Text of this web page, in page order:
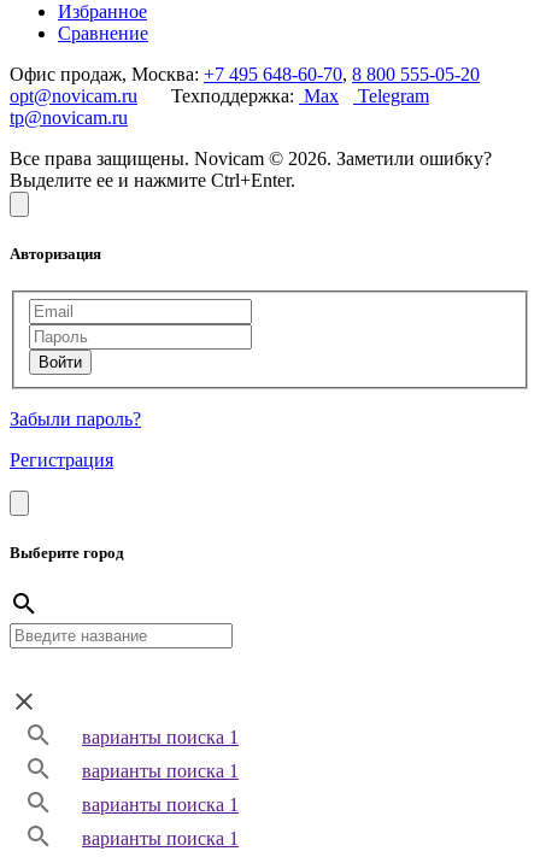
Избранное
Сравнение
Офис продаж, Москва: +7 495 648-60-70, 8 800 555-05-20
opt@novicam.ru Техподдержка: Max
Telegram
tp@novicam.ru
Все права защищены. Novicam © 2026. Заметили ошибку?
Выделите ее и нажмите Ctrl+Enter.
Авторизация
Забыли пароль?
Регистрация
Выберите город
варианты поиска 1
варианты поиска 1
варианты поиска 1
варианты поиска 1